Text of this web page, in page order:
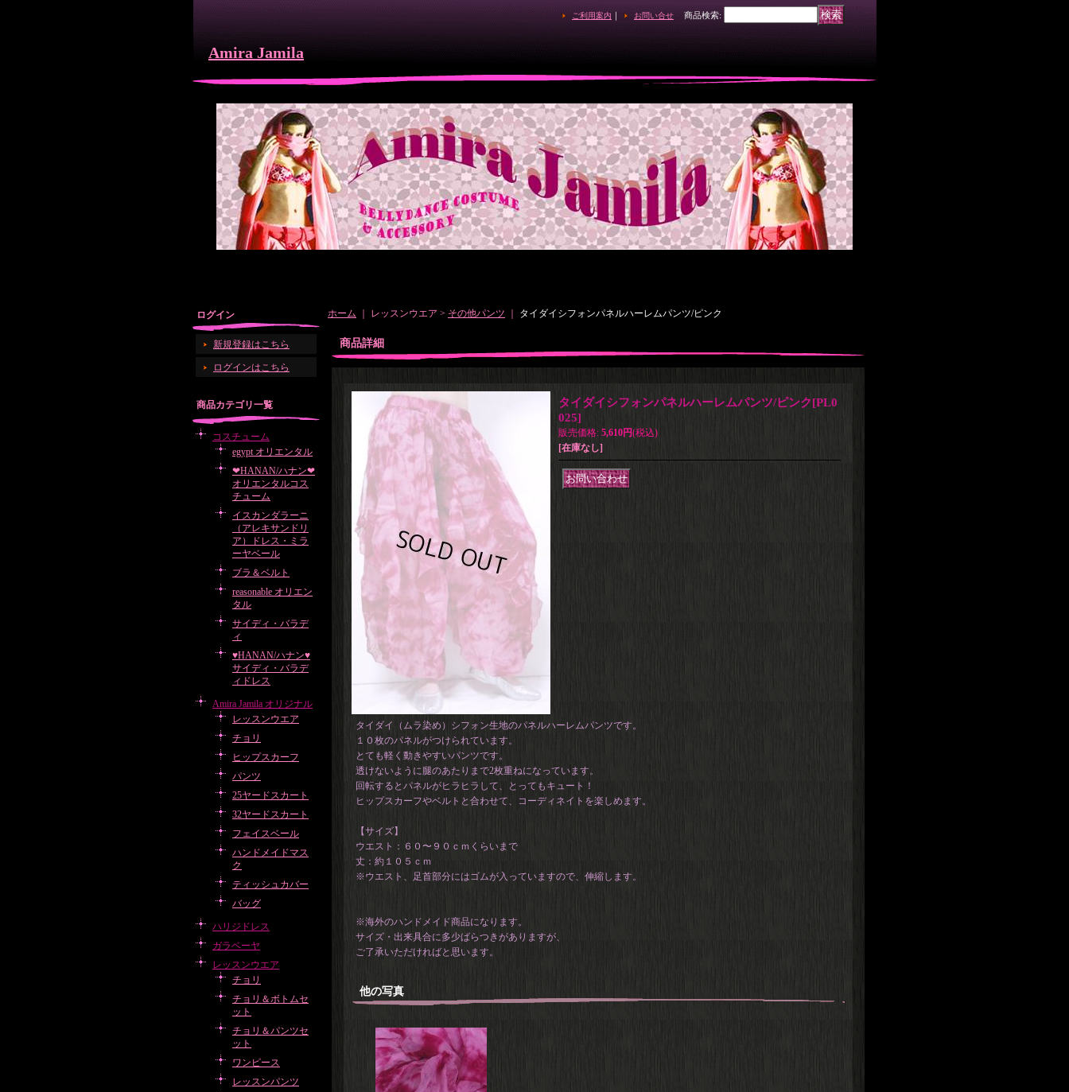
Amira Jamila
ご利用案内 ｜ お問い合せ 商品検索:
ログイン
新規登録はこちら
ログインはこちら
商品カテゴリ一覧
コスチューム
egypt オリエンタル
❤HANAN/ハナン❤
オリエンタルコス
チューム
イスカンダラーニ
（アレキサンドリ
ア）ドレス・ミラ
ーヤベール
ブラ＆ベルト
reasonable オリエン
タル
サイディ・バラデ
ィ
♥HANAN/ハナン♥
サイディ・バラデ
ィドレス
Amira Jamila オリジナル
レッスンウエア
チョリ
ヒップスカーフ
パンツ
25ヤードスカート
32ヤードスカート
フェイスベール
ハンドメイドマス
ク
ティッシュカバー
バッグ
ハリジドレス
ガラベーヤ
レッスンウエア
チョリ
チョリ＆ボトムセ
ット
チョリ＆パンツセ
ット
ワンピース
レッスンパンツ
ホーム ｜ レッスンウエア > その他パンツ タイダイシフォンパネルハーレムパンツ/ピンク
商品詳細
タイダイシフォンパネルハーレムパンツ/ピンク[PL0
025]
販売価格: 5,610円(税込)
[在庫なし]
タイダイ（ムラ染め）シフォン生地のパネルハーレムパンツです。
１０枚のパネルがつけられています。
とても軽く動きやすいパンツです。
透けないように腿のあたりまで2枚重ねになっています。
回転するとパネルがヒラヒラして、とってもキュート！
ヒップスカーフやベルトと合わせて、コーディネイトを楽しめます。
【サイズ】
ウエスト：６０〜９０ｃｍくらいまで
丈：約１０５ｃｍ
※ウエスト、足首部分にはゴムが入っていますので、伸縮します。
※海外のハンドメイド商品になります。
サイズ・出来具合に多少ばらつきがありますが、
ご了承いただければと思います。
他の写真